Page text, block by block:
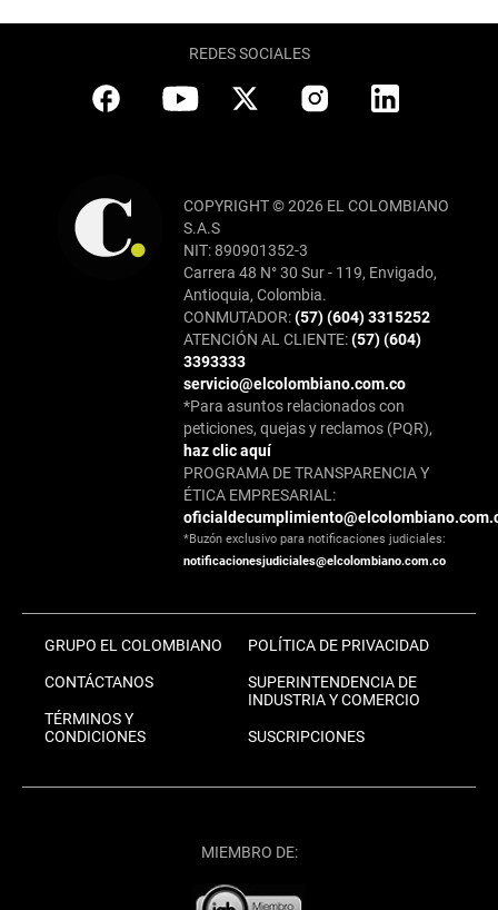
REDES SOCIALES
COPYRIGHT © 2026 EL COLOMBIANO
S.A.S
NIT: 890901352-3
Carrera 48 N° 30 Sur - 119, Envigado,
Antioquia, Colombia.
CONMUTADOR:(57) (604) 3315252
ATENCIÓN AL CLIENTE:(57) (604)
3393333
servicio@elcolombiano.com.co
*Para asuntos relacionados con
peticiones, quejas y reclamos (PQR),
haz clic aquí
PROGRAMA DE TRANSPARENCIA Y
ÉTICA EMPRESARIAL:
*Buzón exclusivo para notificaciones judiciales:
notificacionesjudiciales@elcolombiano.com.co
GRUPO EL COLOMBIANO
CONTÁCTANOS
TÉRMINOS Y
CONDICIONES
POLÍTICA DE PRIVACIDAD
SUPERINTENDENCIA DE
INDUSTRIA Y COMERCIO
SUSCRIPCIONES
MIEMBRO DE: